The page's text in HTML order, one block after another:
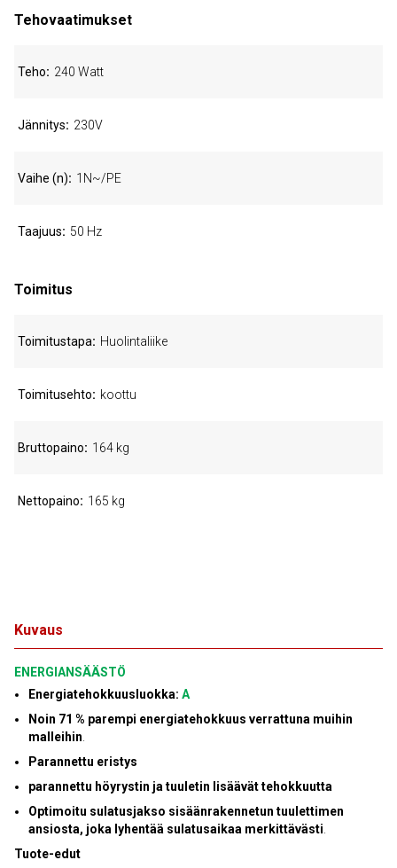
Kuvaus
ENERGIANSÄÄSTÖ
Energiatehokkuusluokka: A
Noin 71 % parempi energiatehokkuus verrattuna muihin
malleihin
Parannettu eristys
parannettu höyrystin ja tuuletin lisäävät tehokkuutta
Optimoitu sulatusjakso sisäänrakennetun tuulettimen
ansiosta, joka lyhentää sulatusaikaa merkittävästi
Tuote-edut
Tehovaatimukset
Teho 240 Watt
Jännitys 230V
Vaihe (n) 1N~/PE
Taajuus 50 Hz
Toimitus
Toimitustapa Huolintaliike
Toimitusehto koottu
Bruttopaino 164 kg
Nettopaino 165 kg